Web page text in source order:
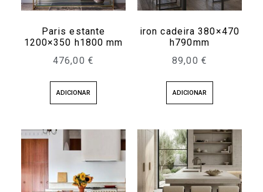
Paris estante
1200×350 h1800 mm
476,00 €
ADICIONAR
iron cadeira 380×470
h790mm
89,00 €
ADICIONAR